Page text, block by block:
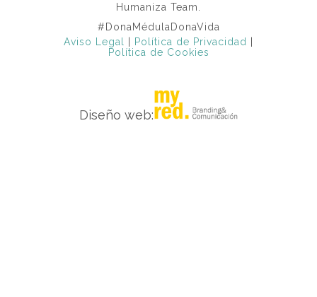
Humaniza Team.
#DonaMédulaDonaVida
Aviso Legal
Política de Privacidad
Política de Cookies
Diseño web: